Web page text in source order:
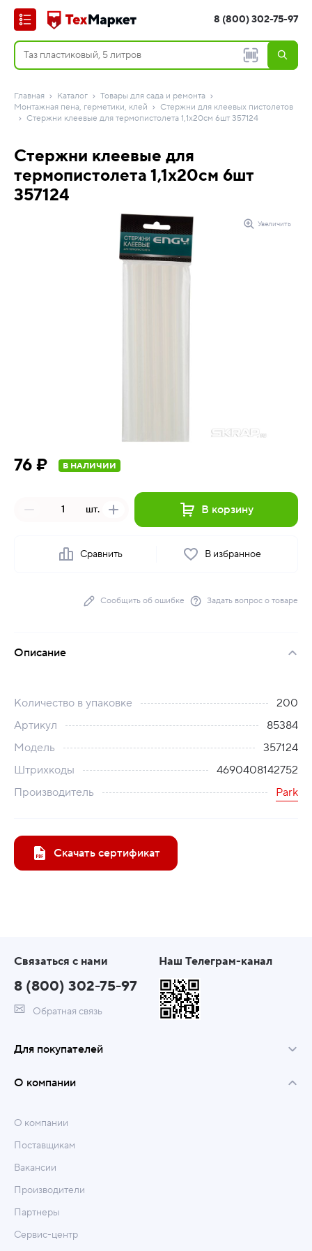
8 (800) 302-75-97
Главная Каталог
Товары для сада и ремонта
Монтажная пена, герметики, клей
Стержни для клеевых пистолетов
Стержни клеевые для термопистолета 1,1х20см 6шт 357124
Стержни клеевые для
термопистолета 1,1х20см 6шт
357124
Увеличить
76 ₽ В НАЛИЧИИ
шт. В корзину
Сравнить В избранное
Сообщить об ошибке Задать вопрос о товаре
Описание
Количество в упаковке
200
Артикул
85384
Модель
357124
Штрихкоды
4690408142752
Производитель
Park
Скачать сертификат
Связаться с нами
8 (800) 302-75-97
Обратная связь
Наш Телеграм-канал
Для покупателей
О компании
О компании
Поставщикам
Вакансии
Производители
Партнеры
Сервис-центр